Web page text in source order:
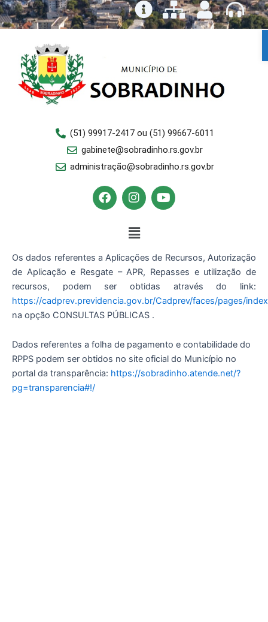
Ir
para
conteúdo
(51) 99917-2417 ou (51) 99667-6011
gabinete@sobradinho.rs.gov.br
administração@sobradinho.rs.gov.br
F
a
o
o
k
I
n
t
a
g
r
a
m
Y
o
b
e
Menu
Os dados referentes a Aplicações de Recursos, Autorização
de Aplicação e Resgate – APR, Repasses e utilização de
recursos, podem ser obtidas através do link:
https://cadprev.previdencia.gov.br/Cadprev/faces/pages/
na opção CONSULTAS PÚBLICAS .
Dados referentes a folha de pagamento e contabilidade do
RPPS podem ser obtidos no site oficial do Município no
portal da transparência: https://sobradinho.atende.net/?
pg=transparencia#!/